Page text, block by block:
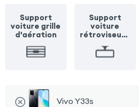
Support
voiture grille
d'aération
Support
voiture
rétroviseur /
Vivo Y33s